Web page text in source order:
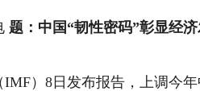
题：中国“韧性密码”彰显经
）8日发布报告，上调今年